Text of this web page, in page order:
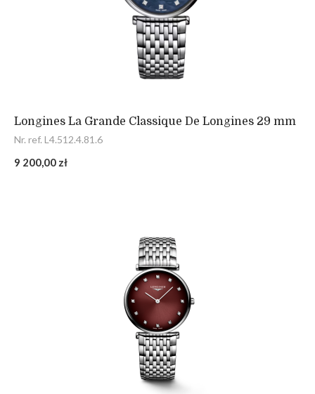
Longines La Grande Classique De Longines 29 mm
Nr. ref. L4.512.4.81.6
9 200,00 zł